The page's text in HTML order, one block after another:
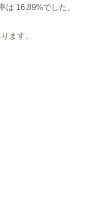
は 16.89%でした。
ます。